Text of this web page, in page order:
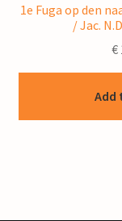
1e Fuga op den
/ Jac.
€
Add